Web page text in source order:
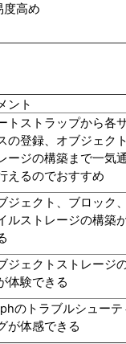
度高め
ント
トストラップから各
の登録、オブジェク
ージの構築まで一気
えるのでおすすめ
ジェクト、ブロック
ルストレージの構築
ジェクトストレージ
体験できる
のトラブルシューテ
が体感できる